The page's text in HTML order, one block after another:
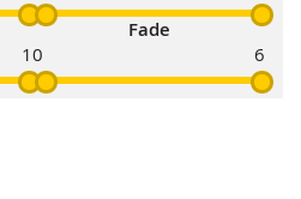
1
Fade
0 6